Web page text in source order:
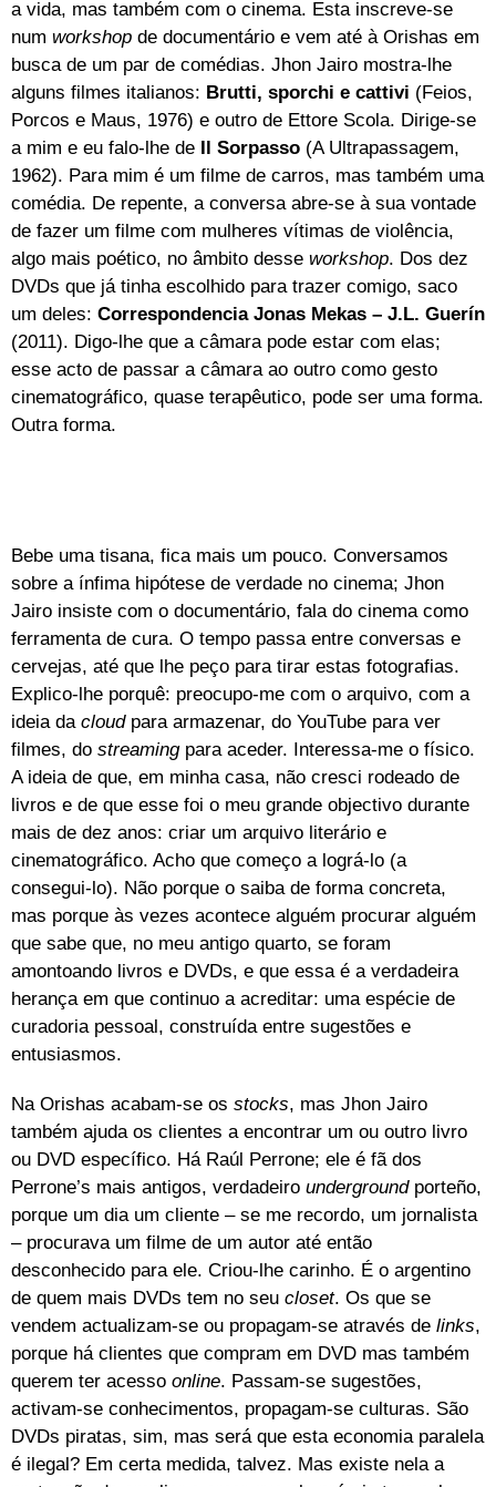
a vida, mas também com o cinema. Esta inscreve-se
num workshop de documentário e vem até à Orishas em
busca de um par de comédias. Jhon Jairo mostra-lhe
alguns filmes italianos: Brutti, sporchi e cattivi (Feios,
Porcos e Maus, 1976) e outro de Ettore Scola. Dirige-se
a mim e eu falo-lhe de Il Sorpasso (A Ultrapassagem,
1962). Para mim é um filme de carros, mas também uma
comédia. De repente, a conversa abre-se à sua vontade
de fazer um filme com mulheres vítimas de violência,
algo mais poético, no âmbito desse workshop. Dos dez
DVDs que já tinha escolhido para trazer comigo, saco
um deles: Correspondencia Jonas Mekas – J.L. Guerín
(2011). Digo-lhe que a câmara pode estar com elas;
esse acto de passar a câmara ao outro como gesto
cinematográfico, quase terapêutico, pode ser uma forma.
Outra forma.
Bebe uma tisana, fica mais um pouco. Conversamos
sobre a ínfima hipótese de verdade no cinema; Jhon
Jairo insiste com o documentário, fala do cinema como
ferramenta de cura. O tempo passa entre conversas e
cervejas, até que lhe peço para tirar estas fotografias.
Explico-lhe porquê: preocupo-me com o arquivo, com a
ideia da cloudpara armazenar, do YouTube para ver
filmes, do streamingpara aceder. Interessa-me o físico.
A ideia de que, em minha casa, não cresci rodeado de
livros e de que esse foi o meu grande objectivo durante
mais de dez anos: criar um arquivo literário e
cinematográfico. Acho que começo a lográ-lo (a
consegui-lo). Não porque o saiba de forma concreta,
mas porque às vezes acontece alguém procurar alguém
que sabe que, no meu antigo quarto, se foram
amontoando livros e DVDs, e que essa é a verdadeira
herança em que continuo a acreditar: uma espécie de
curadoria pessoal, construída entre sugestões e
entusiasmos.
Na Orishas acabam-se os stocks, mas Jhon Jairo
também ajuda os clientes a encontrar um ou outro livro
ou DVD específico. Há Raúl Perrone; ele é fã dos
Perrone’s mais antigos, verdadeiro undergroundporteño,
porque um dia um cliente – se me recordo, um jornalista
– procurava um filme de um autor até então
desconhecido para ele. Criou-lhe carinho. É o argentino
de quem mais DVDs tem no seu closet. Os que se
vendem actualizam-se ou propagam-se através de links,
porque há clientes que compram em DVD mas também
querem ter acesso online. Passam-se sugestões,
activam-se conhecimentos, propagam-se culturas. São
DVDs piratas, sim, mas será que esta economia paralela
é ilegal? Em certa medida, talvez. Mas existe nela a